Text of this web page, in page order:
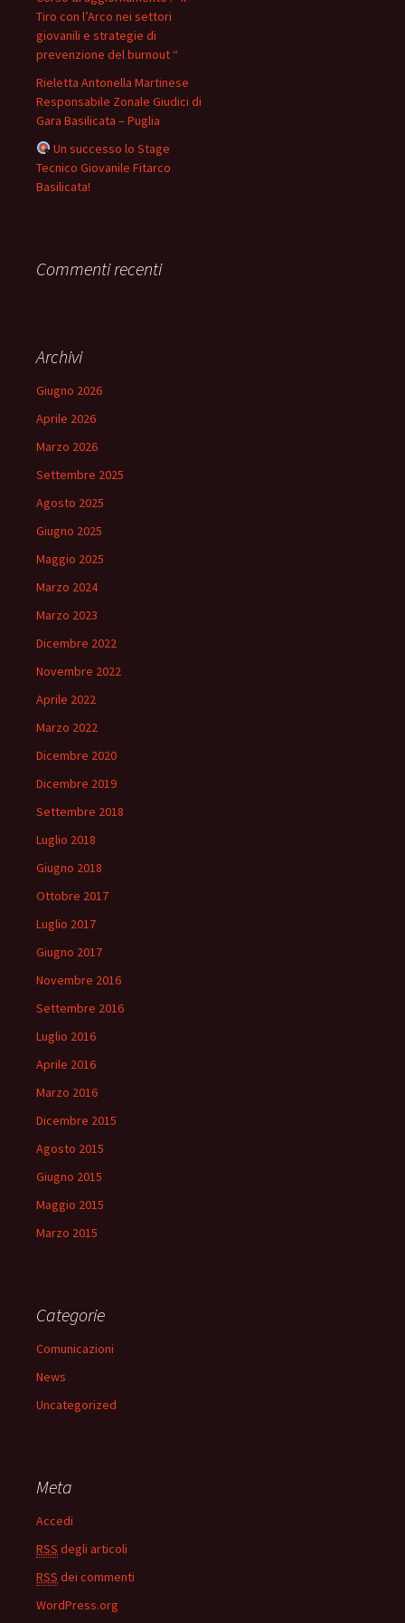
Tiro con l’Arco nei settori
giovanili e strategie di
prevenzione del burnout “
Rieletta Antonella Martinese
Responsabile Zonale Giudici di
Gara Basilicata – Puglia
Un successo lo Stage
Tecnico Giovanile Fitarco
Basilicata!
Commenti recenti
Archivi
Giugno 2026
Aprile 2026
Marzo 2026
Settembre 2025
Agosto 2025
Giugno 2025
Maggio 2025
Marzo 2024
Marzo 2023
Dicembre 2022
Novembre 2022
Aprile 2022
Marzo 2022
Dicembre 2020
Dicembre 2019
Settembre 2018
Luglio 2018
Giugno 2018
Ottobre 2017
Luglio 2017
Giugno 2017
Novembre 2016
Settembre 2016
Luglio 2016
Aprile 2016
Marzo 2016
Dicembre 2015
Agosto 2015
Giugno 2015
Maggio 2015
Marzo 2015
Categorie
Comunicazioni
News
Uncategorized
Meta
Accedi
RSS degli articoli
RSS dei commenti
WordPress.org